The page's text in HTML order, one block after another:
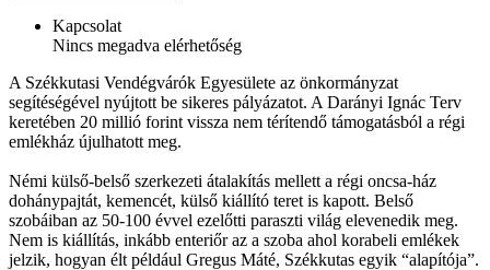
Kapcsolat
Nincs megadva elérhetőség
A Székkutasi Vendégvárók Egyesülete az önkormányzat
segítéségével nyújtott be sikeres pályázatot. A Darányi Ignác Terv
keretében 20 millió forint vissza nem térítendő támogatásból a régi
emlékház újulhatott meg.
Némi külső-belső szerkezeti átalakítás mellett a régi oncsa-ház
dohánypajtát, kemencét, külső kiállító teret is kapott. Belső
szobáiban az 50-100 évvel ezelőtti paraszti világ elevenedik meg.
Nem is kiállítás, inkább enteriőr az a szoba ahol korabeli emlékek
jelzik, hogyan élt például Gregus Máté, Székkutas egyik “alapítója”.